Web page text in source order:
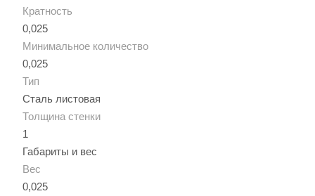
Кратность
0,025
Минимальное количество
0,025
Тип
Сталь листовая
Толщина стенки
1
Габариты и вес
Вес
0,025